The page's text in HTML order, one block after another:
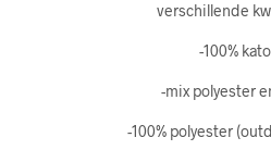
verschillende
-100%
-mix polyester
-100% polyester